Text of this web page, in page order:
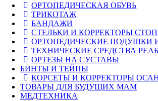
ОРТОПЕДИЧЕСКАЯ ОБУВЬ
ТРИКОТАЖ
БАНДАЖИ
СТЕЛЬКИ И КОРРЕКТОРЫ
ОРТОПЕДИЧЕСКИЕ ПОДУШКИ
ТЕХНИЧЕСКИЕ СРЕДСТВА
ОРТЕЗЫ НА СУСТАВЫ
БИНТЫ И ТЕЙПЫ
КОРСЕТЫ И КОРРЕКТОРЫ
ТОВАРЫ ДЛЯ БУДУЩИХ МАМ
МЕДТЕХНИКА